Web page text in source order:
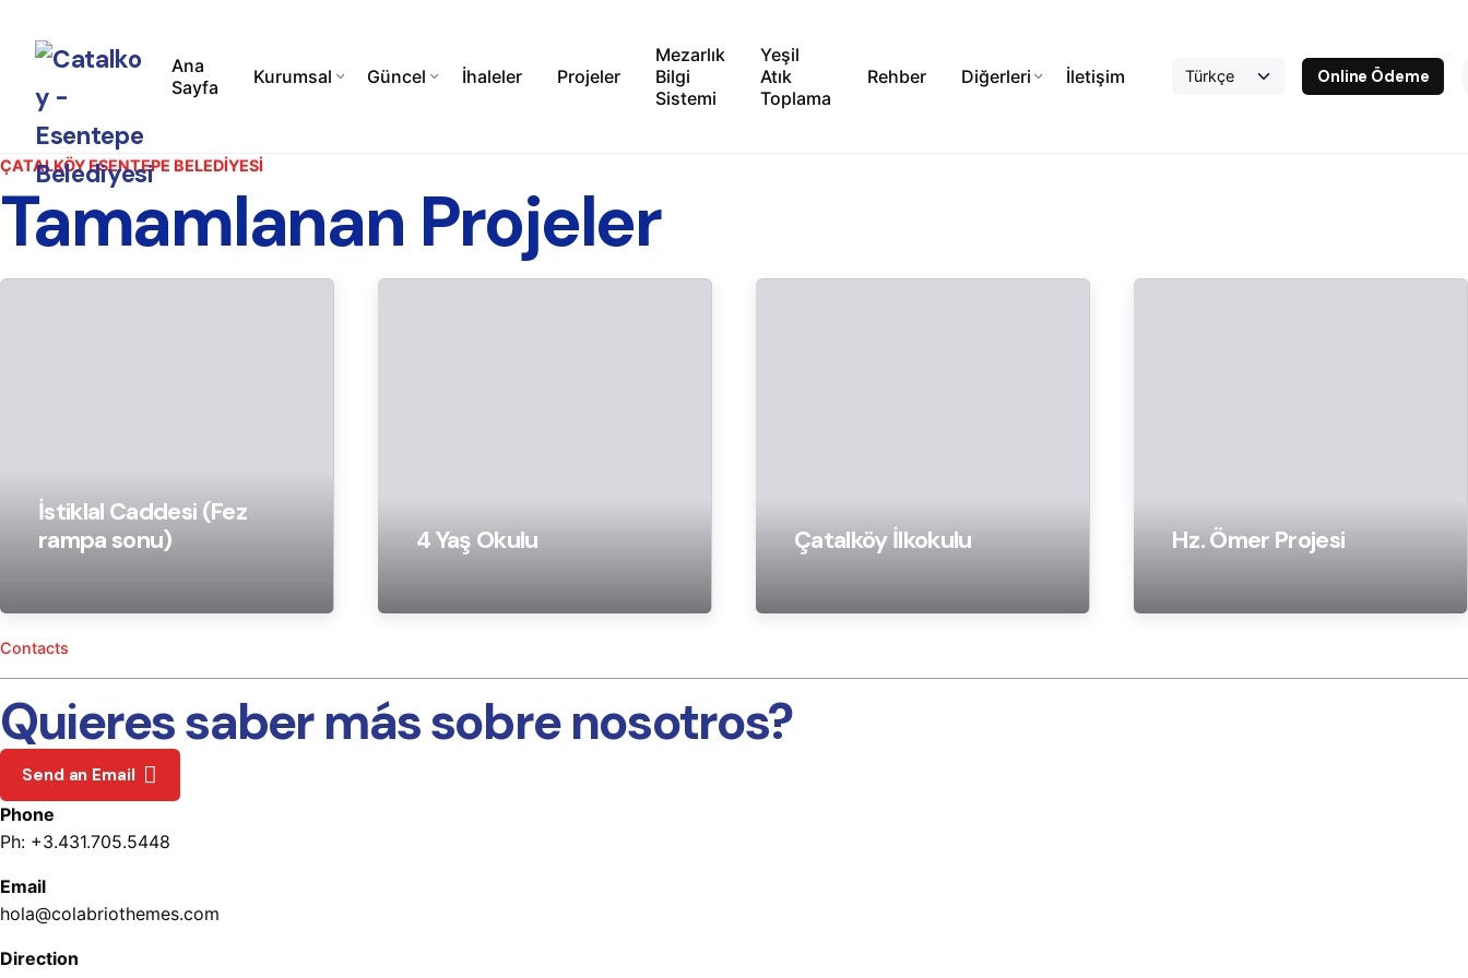
c
o
e
Ana
Sayfa
Kurumsal Güncel İhaleler Projeler
Mezarlık
Bilgi
Sistemi
Yeşil
Atık
Toplama
Rehber Diğerleri İletişim Online Ödeme
ÇATALKÖY ESENTEPE BELEDİYESİ
Tamamlanan Projeler
İstiklal Caddesi (Fez
rampa sonu)
4 Yaş Okulu Çatalköy İlkokulu Hz. Ömer Projesi
Contacts
Quieres saber más sobre nosotros?
Send an Email
Phone
Ph: +3.431.705.5448
Email
hola@colabriothemes.com
Direction